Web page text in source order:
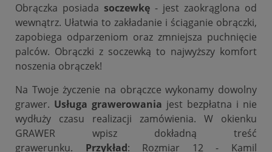
Obrączka posiada soczewkę - jest zaokrąglona od
wewnątrz. Ułatwia to zakładanie i ściąganie obrączki,
zapobiega odparzeniom oraz zmniejsza puchnięcie
palców. Obrączki z soczewką to najwyższy komfort
noszenia obrączek!
Na Twoje życzenie na obrączce wykonamy dowolny
grawer. Usługa grawerowania jest bezpłatna i nie
wydłuży czasu realizacji zamówienia. W okienku
GRAWER wpisz dokładną treść
grawerunku.
Przykład: Rozmiar 12 - Kamil